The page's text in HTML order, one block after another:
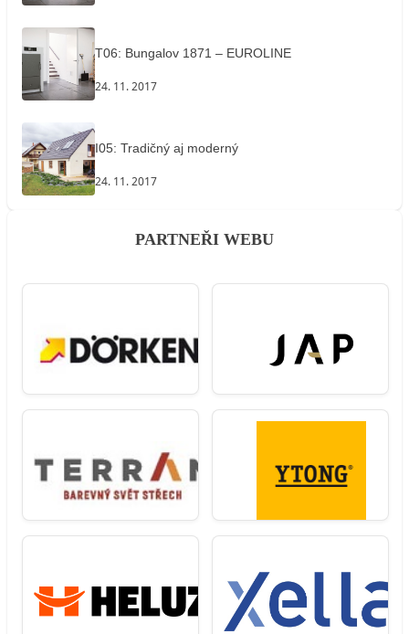
T06: Bungalov 1871 – EUROLINE
24. 11. 2017
I05: Tradičný aj moderný
24. 11. 2017
PARTNEŘI WEBU